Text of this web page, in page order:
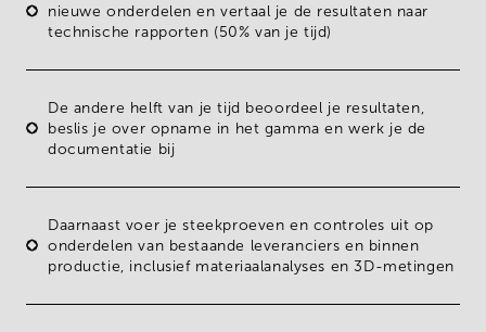
nieuwe onderdelen en vertaal je de resultaten naar
technische rapporten (50% van je tijd)
De andere helft van je tijd beoordeel je resultaten,
beslis je over opname in het gamma en werk je de
documentatie bij
Daarnaast voer jesteekproeven en controles uit op
onderdelen van bestaande leveranciers en binnen
productie, inclusief materiaalanalyses en 3D-metingen